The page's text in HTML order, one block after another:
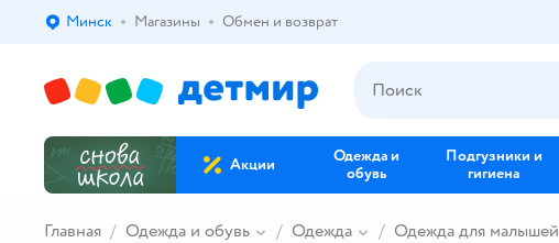
Выбор адреса доставки.
Минск Магазины Обмен и возврат
Акции
Одежда и
обувь
Подгузники и
гигиена
Главная Одежда и обувь Одежда Одежда для малышей